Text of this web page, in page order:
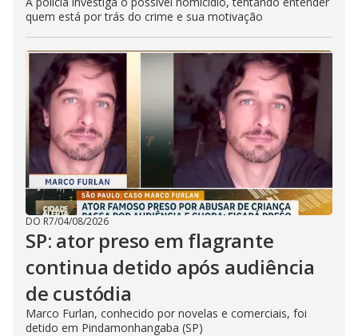
quem está por trás do crime e sua motivação
DO R7/04/08/2026
SP: ator preso em flagrante
continua detido após audiência
de custódia
Marco Furlan, conhecido por novelas e comerciais, foi
detido em Pindamonhangaba (SP)